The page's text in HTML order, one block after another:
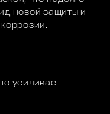
новой защиты и
усиливает